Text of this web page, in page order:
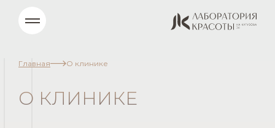
Главная О клинике
О КЛИНИКЕ